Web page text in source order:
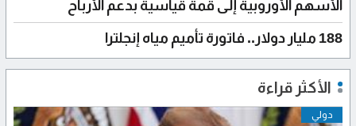
الأسهم الأوروبية إلى قمة قياسية بدعم الأرباح
188 مليار دولار.. فاتورة تأميم مياه إنجلترا
الأكثر قراءة
دولي